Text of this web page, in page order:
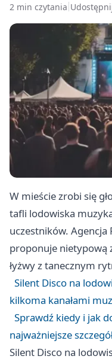
2 min czytania
W mieście zrobi się
tafli lodowiska
uczestników. Agencja
proponuje nietypową
łyżwy z tanecznym
Silent Disco na
kilkoma kanałami
Sprawdź kiedy i jak
najważniejsze
Silent Disco na